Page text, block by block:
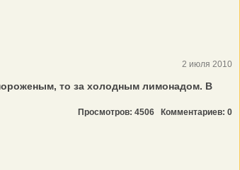
2 июля 2010
то за холодным лимонадом. В
Просмотров: 4506 Комментариев: 0